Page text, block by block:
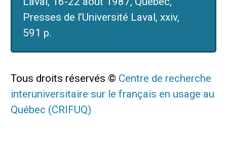
Presses de l’Université Laval, xxiv,
591 p.
Tous droits réservés © Centre de recherche
interuniversitaire sur le français en usage au
Québec (CRIFUQ)